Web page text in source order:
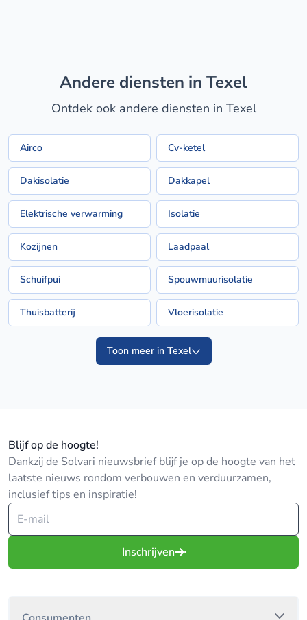
Andere diensten in Texel
Ontdek ook andere diensten in Texel
Airco Cv-ketel
Dakisolatie Dakkapel
Elektrische verwarming Isolatie
Kozijnen Laadpaal
Schuifpui Spouwmuurisolatie
Thuisbatterij Vloerisolatie
Toon meer in Texel
Blijf op de hoogte!
Dankzij de Solvari nieuwsbrief blijf je op de hoogte van het
laatste nieuws rondom verbouwen en verduurzamen,
inclusief tips en inspiratie!
Inschrijven